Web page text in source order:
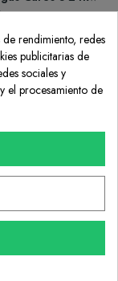
€ -50,00 €
de rendimiento, redes
publicitarias de
sociales y
el procesamiento de